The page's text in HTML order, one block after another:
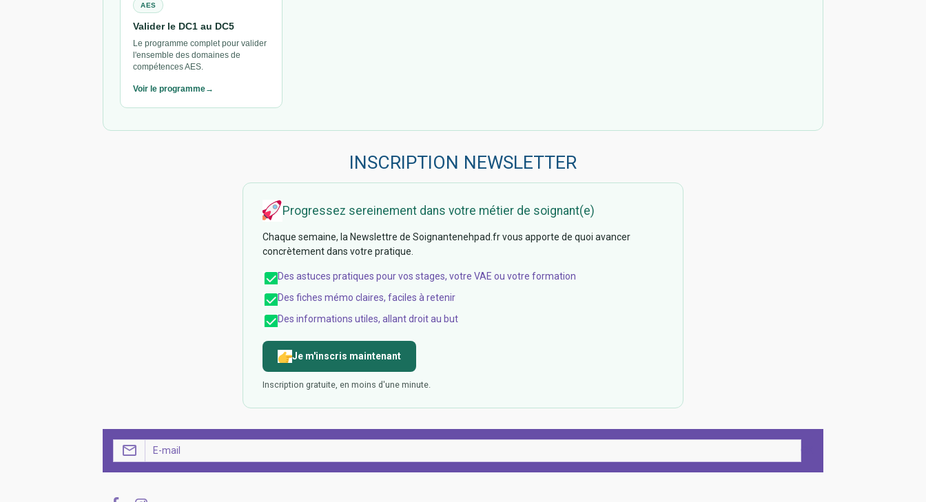
AES
Valider le DC1 au DC5
Le programme complet pour valider
l'ensemble des domaines de
compétences AES.
Voir le programme
INSCRIPTION NEWSLETTER
Progressez sereinement dans votre métier de soignant(e)
Chaque semaine, la Newslettre de Soignantenehpad.fr vous apporte de quoi avancer
concrètement dans votre pratique.
Des astuces pratiques pour vos stages, votre VAE ou votre formation
Des fiches mémo claires, faciles à retenir
Des informations utiles, allant droit au but
Je m'inscris maintenant
Inscription gratuite, en moins d'une minute.
OK